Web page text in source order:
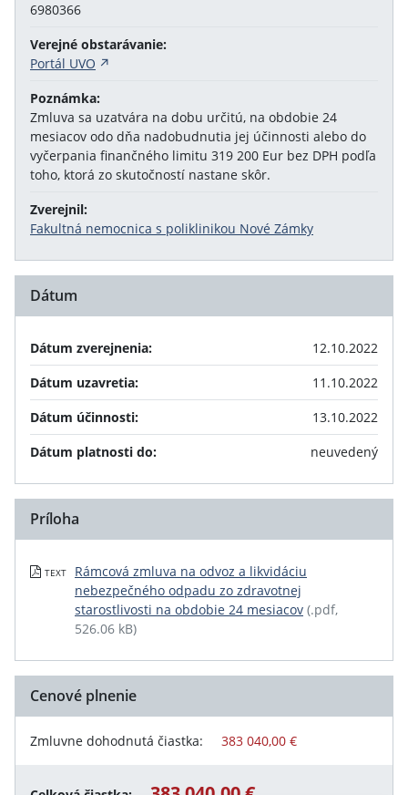
6980366
Verejné obstarávanie:
Portál UVO
Poznámka:
Zmluva sa uzatvára na dobu určitú, na obdobie 24
mesiacov odo dňa nadobudnutia jej účinnosti alebo do
vyčerpania finančného limitu 319 200 Eur bez DPH podľa
toho, ktorá zo skutočností nastane skôr.
Zverejnil:
Fakultná nemocnica s poliklinikou Nové Zámky
Dátum
Dátum zverejnenia:
12.10.2022
Dátum uzavretia:
11.10.2022
Dátum účinnosti:
13.10.2022
Dátum platnosti do:
neuvedený
Príloha
TEXT
Rámcová zmluva na odvoz a likvidáciu
nebezpečného odpadu zo zdravotnej
starostlivosti na obdobie 24 mesiacov (.pdf,
526.06 kB)
Cenové plnenie
Zmluvne dohodnutá čiastka: 383 040,00 €